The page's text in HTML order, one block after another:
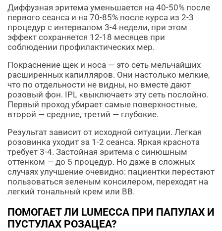
Диффузная эритема уменьшается на 40-50% после
первого сеанса и на 70-85% после курса из 2-3
процедур с интервалом 3-4 недели, при этом
эффект сохраняется 12-18 месяцев при
соблюдении профилактических мер.
Покраснение щек и носа — это сеть мельчайших
расширенных капилляров. Они настолько мелкие,
что по отдельности не видны, но вместе дают
розовый фон. IPL «выключает» эту сеть послойно.
Первый проход убирает самые поверхностные,
второй — средние, третий — глубокие.
Результат зависит от исходной ситуации. Легкая
розовинка уходит за 1-2 сеанса. Яркая краснота
требует 3-4. Застойная эритема с синюшным
оттенком — до 5 процедур. Но даже в сложных
случаях улучшение очевидно: пациентки перестают
пользоваться зеленым консилером, переходят на
легкий тональный крем или BB.
ПОМОГАЕТ ЛИ LUMECCA ПРИ ПАПУЛАХ И
ПУСТУЛАХ РОЗАЦЕА?